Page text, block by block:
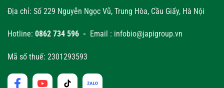
Địa chỉ: Số 229 Nguyễn Ngọc Vũ, Trung Hòa, Cầu Giấy, Hà Nội
Hotline: 0862 734 596 - Email : infobio@japigroup.vn
Mã số thuế: 2301293593